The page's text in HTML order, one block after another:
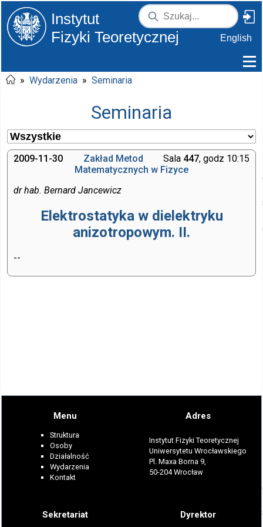
Instytut
Fizyki Teoretycznej
English
» Wydarzenia » Seminaria
Seminaria
2009-11-30 Sala 447, godz 10:15
Zakład Metod
Matematycznych w Fizyce
dr hab. Bernard Jancewicz
Elektrostatyka w dielektryku
anizotropowym. II.
--
Menu
Struktura
Osoby
Działalność
Wydarzenia
Kontakt
Adres
Instytut Fizyki Teoretycznej
Uniwersytetu Wrocławskiego
Pl. Maxa Borna 9,
50-204 Wrocław
Sekretariat Dyrektor